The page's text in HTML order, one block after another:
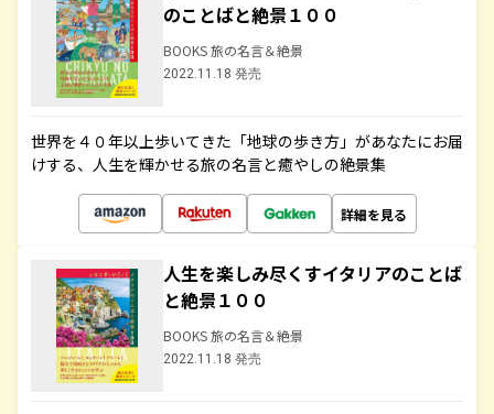
のことばと絶景１００
BOOKS 旅の名言＆絶景
2022.11.18 発売
世界を４０年以上歩いてきた「地球の歩き方」があなたにお届
けする、人生を輝かせる旅の名言と癒やしの絶景集
詳細を見る
人生を楽しみ尽くすイタリアのことば
と絶景１００
BOOKS 旅の名言＆絶景
2022.11.18 発売